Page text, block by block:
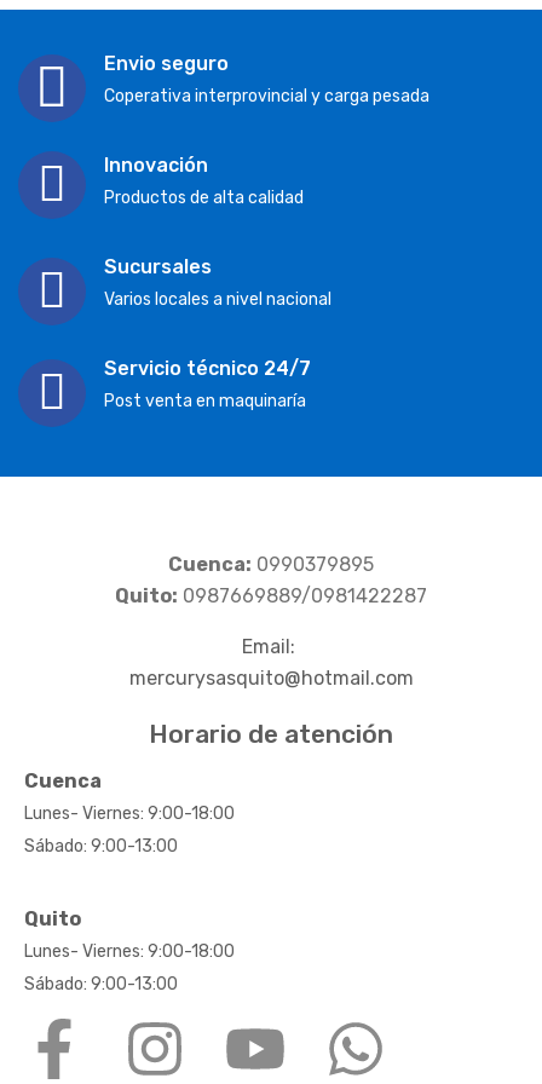
Envio seguro
Coperativa interprovincial y carga pesada
Innovación
Productos de alta calidad
Sucursales
Varios locales a nivel nacional
Servicio técnico 24/7
Post venta en maquinaría
Cuenca: 0990379895
Quito: 0987669889/0981422287
Email:
mercurysasquito@hotmail.com
Horario de atención
Cuenca
Lunes- Viernes: 9:00-18:00
Sábado: 9:00-13:00
Quito
Lunes- Viernes: 9:00-18:00
Sábado: 9:00-13:00